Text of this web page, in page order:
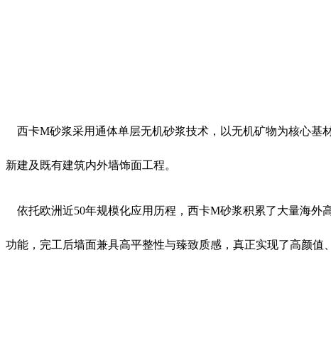
西卡M砂浆采用通体单层无机砂浆技术，以无机矿物为核心基
新建及既有建筑内外墙饰面工程。
依托欧洲近50年规模化应用历程，西卡M砂浆积累了大量海外
功能，完工后墙面兼具高平整性与臻致质感，真正实现了高颜值